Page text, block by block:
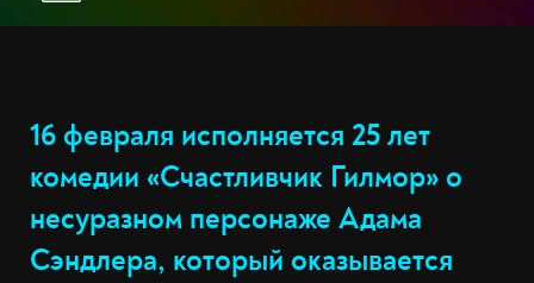
16 февраля исполняется 25 лет
комедии «Счастливчик Гилмор» о
несуразном персонаже Адама
Сэндлера, который оказывается